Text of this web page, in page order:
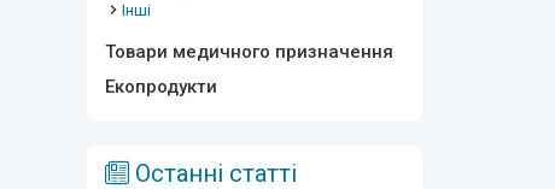
Інші
Товари медичного призначення
Екопродукти
Останні статті